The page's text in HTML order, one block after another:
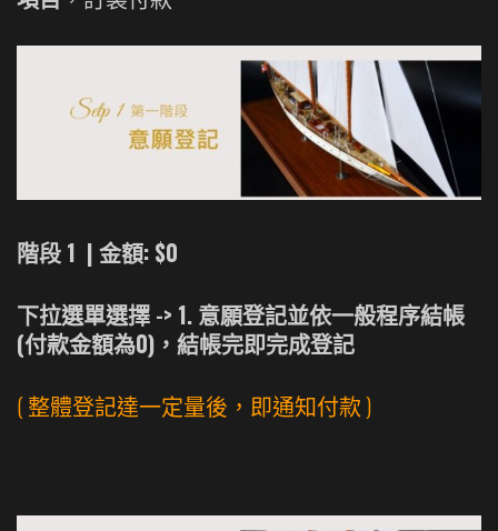
階段 1 | 金額: $0
下拉選單選擇 -> 1. 意願登記並依一般程序結帳
(付款金額為0)，結帳完即完成登記
( 整體登記達一定量後，即通知付款 )